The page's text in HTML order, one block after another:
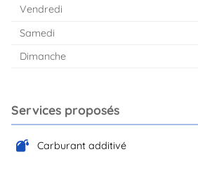
Vendredi
Samedi
Dimanche
Services proposés
Carburant additivé